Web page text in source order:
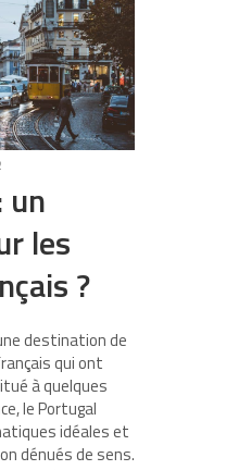
un
les
?
destination de
qui ont
à quelques
le Portugal
idéales et
dénués de sens.